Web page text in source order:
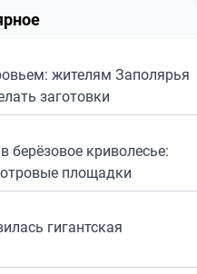
жителям Заполярья
заготовки
берёзовое криволесье:
площадки
гигантская